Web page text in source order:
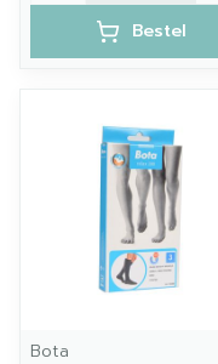
Bestel
Bota